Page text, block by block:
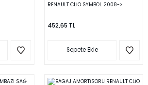
RENAULT CLİO SYMBOL 2008->
452,65 TL
Sepete Ekle